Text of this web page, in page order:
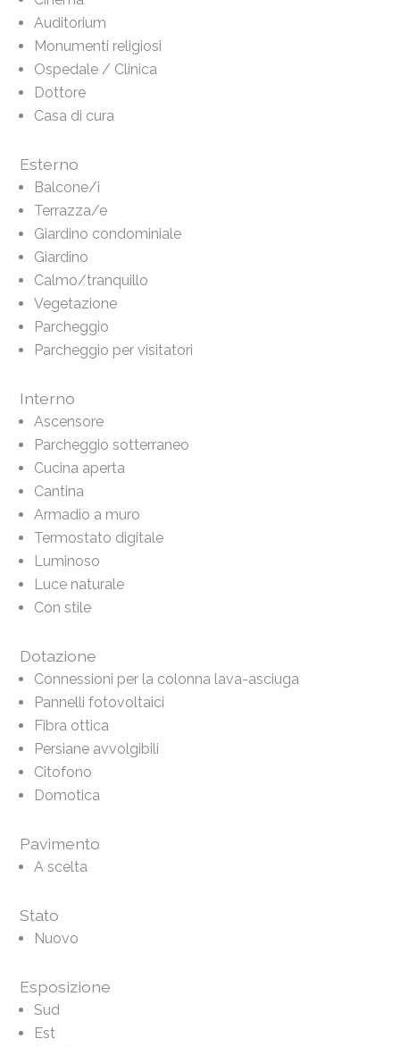
Auditorium
Monumenti religiosi
Ospedale / Clinica
Dottore
Casa di cura
Esterno
Balcone/i
Terrazza/e
Giardino condominiale
Giardino
Calmo/tranquillo
Vegetazione
Parcheggio
Parcheggio per visitatori
Interno
Ascensore
Parcheggio sotterraneo
Cucina aperta
Cantina
Armadio a muro
Termostato digitale
Luminoso
Luce naturale
Con stile
Dotazione
Connessioni per la colonna lava-asciuga
Pannelli fotovoltaici
Fibra ottica
Persiane avvolgibili
Citofono
Domotica
Pavimento
A scelta
Stato
Nuovo
Esposizione
Sud
Est